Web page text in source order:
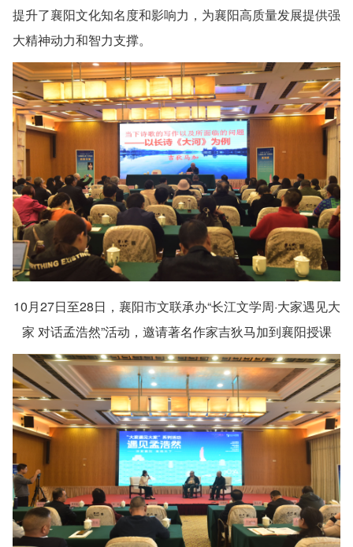
提升了襄阳文化知名度和影响力，为襄阳高质量发展提供强
大精神动力和智力支撑。
10月27日至28日，襄阳市文联承办“长江文学周·大家遇见大
家 对话孟浩然”活动，邀请著名作家吉狄马加到襄阳授课